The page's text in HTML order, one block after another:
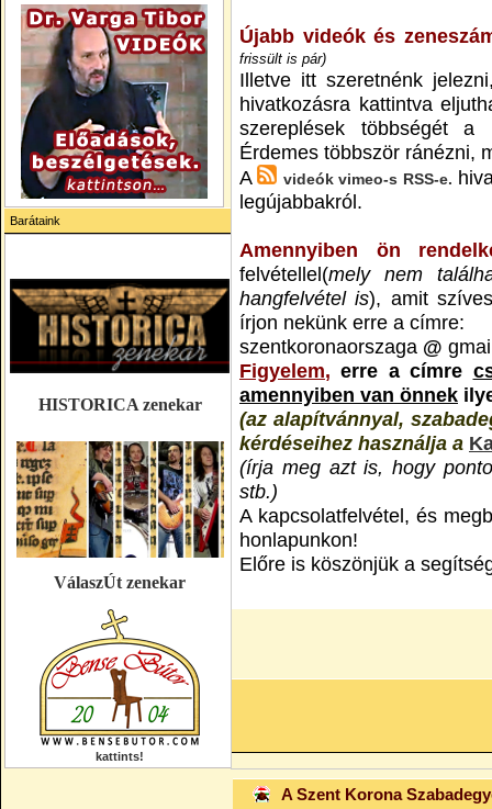
Barátaink
HISTORICA zenekar
VálaszÚt zenekar
kattints!
Újabb videók és
frissült is pár)
Illetve itt szeretnénk
hivatkozásra kattintva
szereplések többségét a
Érdemes többször ránézni,
A
videók vimeo-s RSS-e.
legújabbakról.
Amennyiben ön
felvétellel(mely nem
hangfelvétel is), amit
írjon nekünk erre a címre:
szentkoronaorszaga @
Figyelem, erre a címre
amennyiben van önnek
(az alapítvánnyal,
kérdéseihez használja a
(írja meg azt is, hogy
stb.)
A kapcsolatfelvétel, és
honlapunkon!
Előre is köszönjük a
A Szent Korona